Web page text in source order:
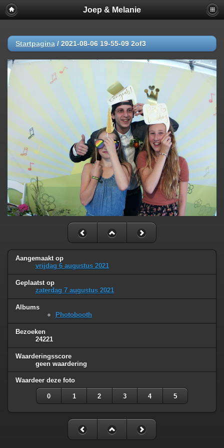
Joep & Melanie
Startpagina / 2021-08-06 19-55-09 2of3
Aangemaakt op
vrijdag 6 augustus 2021
Geplaatst op
zaterdag 7 augustus 2021
Albums
Photobooth
Bezoeken
24221
Waarderingsscore
geen waardering
Waardeer deze foto
0 1 2 3 4 5